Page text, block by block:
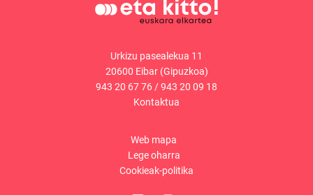
Urkizu pasealekua 11
20600 Eibar (Gipuzkoa)
943 20 67 76 /943 20 09 18
Kontaktua
Web mapa
Lege oharra
Cookieak-politika